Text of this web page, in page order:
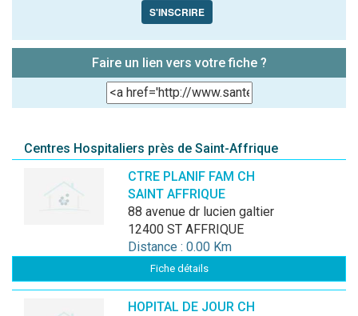
S'INSCRIRE
Faire un lien vers votre fiche ?
Centres Hospitaliers près de Saint-Affrique
CTRE PLANIF FAM CH
SAINT AFFRIQUE
88 avenue dr lucien galtier
12400 ST AFFRIQUE
Distance : 0.00 Km
Fiche détails
HOPITAL DE JOUR CH